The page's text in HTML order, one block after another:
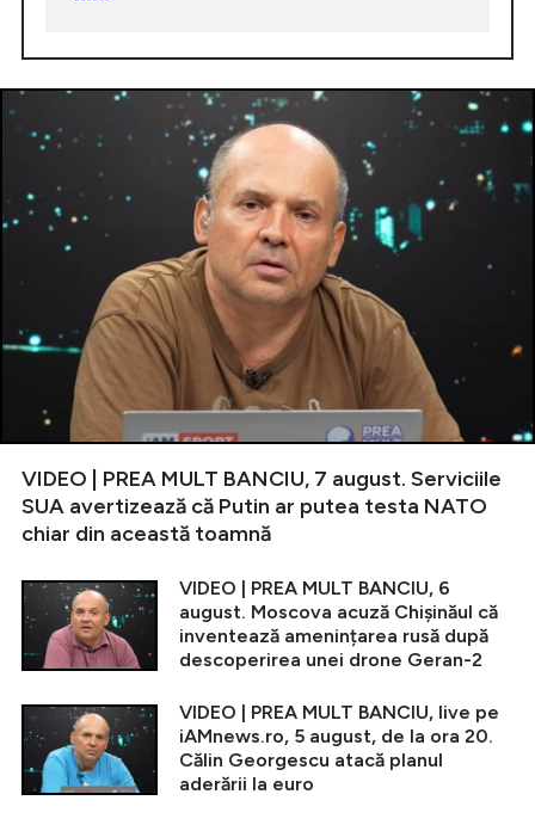
VIDEO | PREA MULT BANCIU, 7 august. Serviciile
SUA avertizează că Putin ar putea testa NATO
chiar din această toamnă
VIDEO | PREA MULT BANCIU, 6
august. Moscova acuză Chișinăul că
inventează amenințarea rusă după
descoperirea unei drone Geran-2
VIDEO | PREA MULT BANCIU, live pe
iAMnews.ro, 5 august, de la ora 20.
Călin Georgescu atacă planul
aderării la euro